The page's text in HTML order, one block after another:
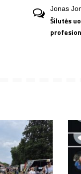
Jonas
Šilutės